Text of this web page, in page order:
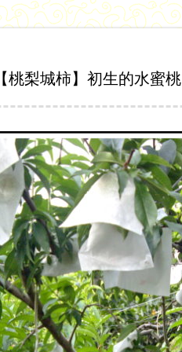
【桃梨城柿】初生的水蜜桃